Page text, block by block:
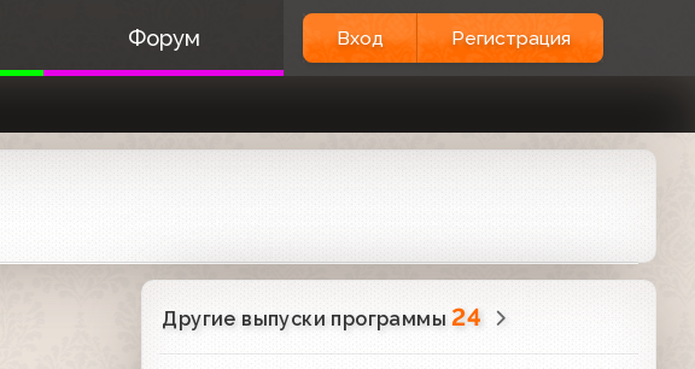
Форум Вход Регистрация
Другие выпуски программы24